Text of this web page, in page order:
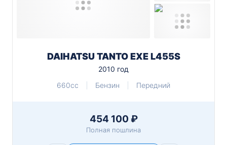
DAIHATSU TANTO EXE L455S
2010 год
660cc
Бензин Передний
454 100 ₽
Полная пошлина